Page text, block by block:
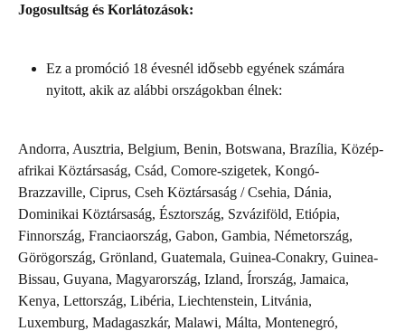
Jogosultság és Korlátozások:
Ez a promóció 18 évesnél idősebb egyének számára
nyitott, akik az alábbi országokban élnek:
Andorra, Ausztria, Belgium, Benin, Botswana, Brazília, Közép-
afrikai Köztársaság, Csád, Comore-szigetek, Kongó-
Brazzaville, Ciprus, Cseh Köztársaság / Csehia, Dánia,
Dominikai Köztársaság, Észtország, Szváziföld, Etiópia,
Finnország, Franciaország, Gabon, Gambia, Németország,
Görögország, Grönland, Guatemala, Guinea-Conakry, Guinea-
Bissau, Guyana, Magyarország, Izland, Írország, Jamaica,
Kenya, Lettország, Libéria, Liechtenstein, Litvánia,
Luxemburg, Madagaszkár, Malawi, Málta, Montenegró,